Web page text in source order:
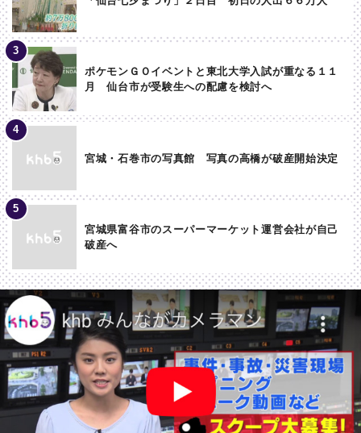
ポケモンＧＯイベントと東北大学入試が重なる１１
月 仙台市が受験生への配慮を検討へ
宮城・石巻市の写真館 写真の高橋が破産開始決定
宮城県富谷市のスーパーマーケット運営会社が自己
破産へ